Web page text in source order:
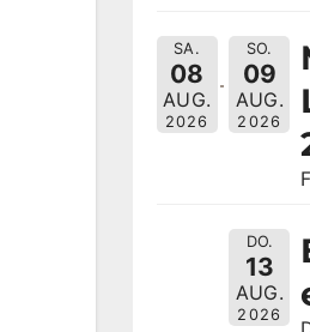
SA.
08
AUG.
2026
SO.
09
AUG.
2026
DO.
13
AUG.
2026